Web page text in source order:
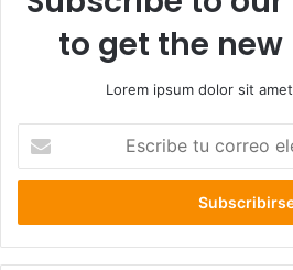
to get the
Lorem ipsum dolor sit
correo